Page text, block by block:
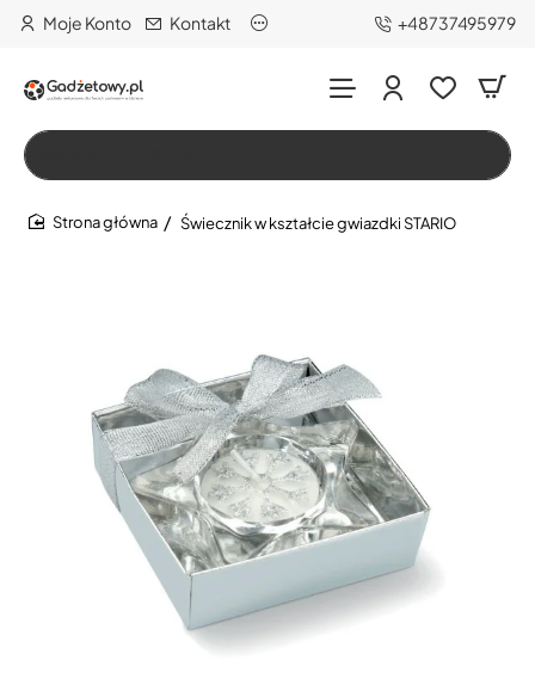
Moje Konto Kontakt +48737495979
Szukaj…
Świecznik w kształcie gwiazdki STARIO